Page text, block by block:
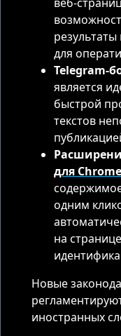
для
Telegram-
является
быстрой
текстов
для Chrome
одним
на
Новые
иностранных